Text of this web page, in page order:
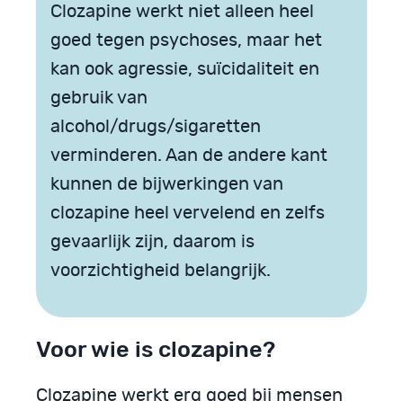
Clozapine werkt niet alleen heel
goed tegen psychoses, maar het
kan ook agressie, suïcidaliteit en
gebruik van
alcohol/drugs/sigaretten
verminderen. Aan de andere kant
kunnen de bijwerkingen van
clozapine heel vervelend en zelfs
gevaarlijk zijn, daarom is
voorzichtigheid belangrijk.
Voor wie is clozapine?
Clozapine werkt erg goed bij mensen